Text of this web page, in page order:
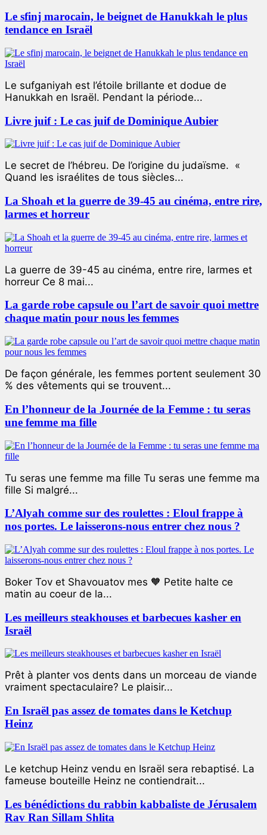
Le sfinj marocain, le beignet de Hanukkah le plus
tendance en Israël
Le sufganiyah est l’étoile brillante et dodue de
Hanukkah en Israël. Pendant la période...
Livre juif : Le cas juif de Dominique Aubier
Le secret de l’hébreu. De l’origine du judaïsme. «
Quand les israélites de tous siècles...
La Shoah et la guerre de 39-45 au cinéma, entre rire,
larmes et horreur
La guerre de 39-45 au cinéma, entre rire, larmes et
horreur Ce 8 mai...
La garde robe capsule ou l’art de savoir quoi mettre
chaque matin pour nous les femmes
De façon générale, les femmes portent seulement 30
% des vêtements qui se trouvent...
En l’honneur de la Journée de la Femme : tu seras
une femme ma fille
Tu seras une femme ma fille Tu seras une femme ma
fille Si malgré...
L’Alyah comme sur des roulettes : Eloul frappe à
nos portes. Le laisserons-nous entrer chez nous ?
Boker Tov et Shavouatov mes 🧡 Petite halte ce
matin au coeur de la...
Les meilleurs steakhouses et barbecues kasher en
Israël
Prêt à planter vos dents dans un morceau de viande
vraiment spectaculaire? Le plaisir...
En Israël pas assez de tomates dans le Ketchup
Heinz
Le ketchup Heinz vendu en Israël sera rebaptisé. La
fameuse bouteille Heinz ne contiendrait...
Les bénédictions du rabbin kabbaliste de Jérusalem
Rav Ran Sillam Shlita